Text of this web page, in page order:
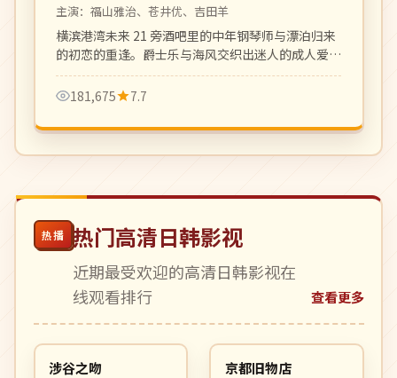
主演： 福山雅治、苍井优、吉田羊
横滨港湾未来 21 旁酒吧里的中年钢琴师与漂泊归来
的初恋的重逢。爵士乐与海风交织出迷人的成人爱情
乐章。
181,675
7.7
热播 热门高清日韩影视
近期最受欢迎的高清日韩影视在
线观看排行
查看更多
日本
高分 99:11
涉谷之吻 日本
高分 12:45
京都旧物店